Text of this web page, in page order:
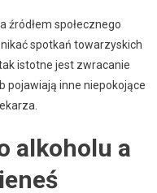
źródłem społecznego
spotkań towarzyskich
istotne jest zwracanie
pojawiają inne niepokojące
alkoholu a